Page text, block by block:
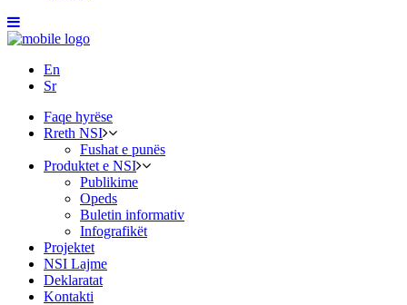
En
Sr
Faqe hyrëse
Rreth NSI
Fushat e punës
Produktet e NSI
Publikime
Opeds
Buletin informativ
Infografikët
Projektet
NSI Lajme
Deklaratat
Kontakti